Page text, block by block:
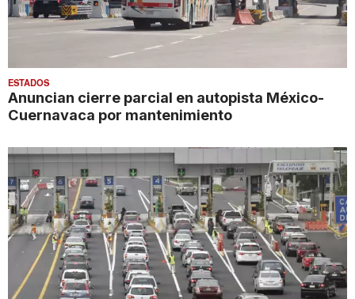
ESTADOS
Anuncian cierre parcial en autopista México-
Cuernavaca por mantenimiento